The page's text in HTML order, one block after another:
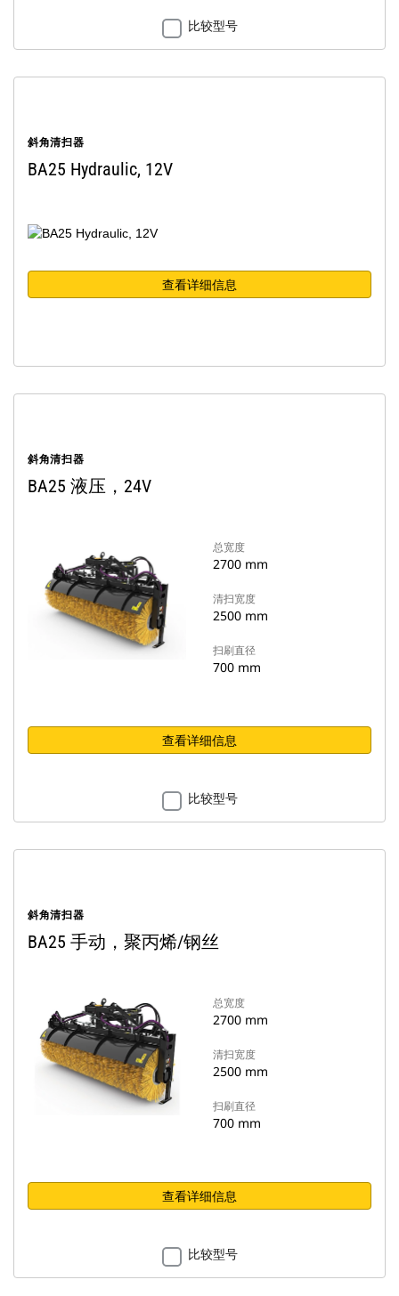
比较型号
斜角清扫器
BA25 Hydraulic, 12V
查看详细信息
斜角清扫器
BA25 液压，24V
总宽度
2700 mm
清扫宽度
2500 mm
扫刷直径
700 mm
查看详细信息
比较型号
斜角清扫器
BA25 手动，聚丙烯/钢丝
总宽度
2700 mm
清扫宽度
2500 mm
扫刷直径
700 mm
查看详细信息
比较型号